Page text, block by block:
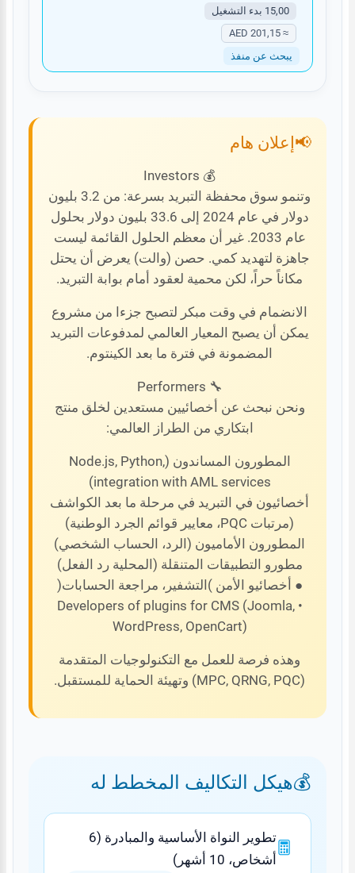
15,00 بدء التشغيل
≈ 201,15 AED
يبحث عن منفذ
إعلان هام
💰 Investors
وتنمو سوق محفظة التبريد بسرعة: من 3.2 بليون
دولار في عام 2024 إلى 33.6 بليون دولار بحلول
عام 2033. غير أن معظم الحلول القائمة ليست
جاهزة لتهديد كمي. حصن (والت) يعرض أن يحتل
مكاناً حراً، لكن محمية لعقود أمام بوابة التبريد.
الانضمام في وقت مبكر لتصبح جزءا من مشروع
يمكن أن يصبح المعيار العالمي لمدفوعات التبريد
المضمونة في فترة ما بعد الكينتوم.
🔧 Performers
ونحن نبحث عن أخصائيين مستعدين لخلق منتج
ابتكاري من الطراز العالمي:
المطورون المساندون (Node.js, Python,
integration with AML services)
أخصائيون في التبريد في مرحلة ما بعد الكواشف
(مرتبات PQC، معايير قوائم الجرد الوطنية)
المطورون الأماميون (الرد، الحساب الشخصي)
مطورو التطبيقات المتنقلة (المحلية رد الفعل)
● أخصائيو الأمن )التشفير، مراجعة الحسابات(
• Developers of plugins for CMS (Joomla,
WordPress, OpenCart)
وهذه فرصة للعمل مع التكنولوجيات المتقدمة
(MPC, QRNG, PQC) وتهيئة الحماية للمستقبل.
هيكل التكاليف المخطط له
تطوير النواة الأساسية والمبادرة (6
أشخاص، 10 أشهر)